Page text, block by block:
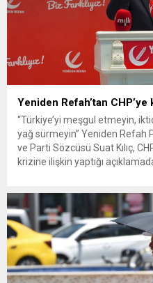
Yeniden Refah’tan CHP’ye
“Türkiye’yi meşgul etmeyin,
yağ sürmeyin” Yeniden Refah
ve Parti Sözcüsü Suat Kılıç,
krizine ilişkin yaptığı
olun. Türkiye’yi...